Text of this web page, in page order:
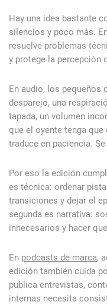
Hay una idea bastante
silencios y poco más.
resuelve problemas
y protege la percepción
En audio, los pequeños
desparejo, una
tapada, un volumen
que el oyente tenga
traduce en paciencia.
Por eso la edición
es técnica: ordenar
transiciones y dejar el
segunda es narrativa:
innecesarios y hacer
En podcasts de marca,
edición también cuida
publica entrevistas,
internas necesita